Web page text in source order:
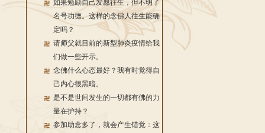
如果勉励自己发愿往生，但不明了
名号功德。这样的念佛人往生能确
定吗？
请师父就目前的新型肺炎疫情给我
们做一些开示。
念佛什么心态最好？我有时觉得自
己内心很黑暗。
是不是世间发生的一切都有佛的力
量在护持？
参加助念多了，就会产生错觉：这